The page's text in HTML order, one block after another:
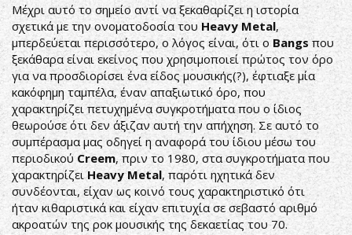
Μέχρι αυτό το σημείο αντί να ξεκαθαρίζει η ιστορία
σχετικά με την ονοματοδοσία του Heavy Metal,
μπερδεύεται περισσότερο, ο λόγος είναι, ότι οBangsπου
ξεκάθαρα είναι εκείνος που χρησιμοποιεί πρώτος τον όρο
για να προσδιορίσει ένα είδος μουσικής(?), έφτιαξε μία
κακόφημη ταμπέλα, έναν απαξιωτικό όρο, που
χαρακτηρίζει πετυχημένα συγκροτήματα που ο ίδιος
θεωρούσε ότι δεν άξιζαν αυτή την απήχηση. Σε αυτό το
συμπέρασμα μας οδηγεί η αναφορά του ίδιου μέσω του
περιοδικού Creem, πριν το 1980, στα συγκροτήματα που
χαρακτηρίζειHeavy Metal, παρότι ηχητικά δεν
συνδέονται, είχαν ως κοινό τους χαρακτηριστικό ότι
ήταν κιθαριστικά και είχαν επιτυχία σε σεβαστό αριθμό
ακροατών της ροκ μουσικής της δεκαετίας του 70.